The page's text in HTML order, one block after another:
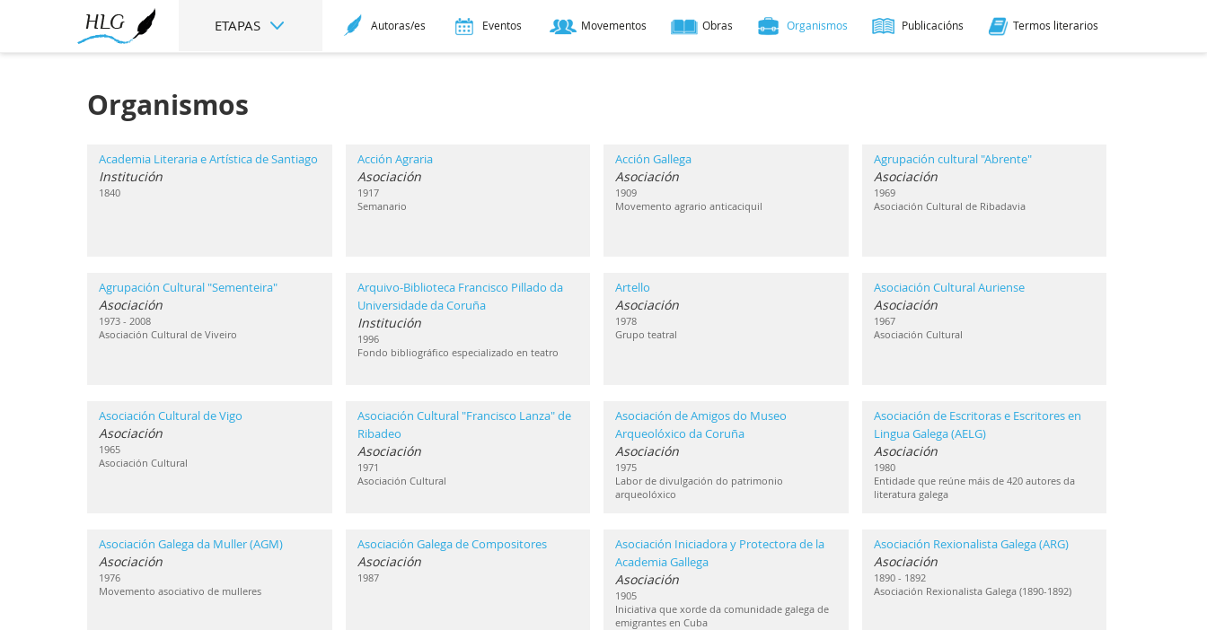
ETAPAS Autoras/es Eventos Movementos Obras Organismos Publicacións Termos literarios
Organismos
Academia Literaria e Artística de Santiago
Institución
1840
Acción Agraria
Asociación
1917
Semanario
Acción Gallega
Asociación
1909
Movemento agrario anticaciquil
Agrupación cultural "Abrente"
Asociación
1969
Asociación Cultural de Ribadavia
Agrupación Cultural "Sementeira"
Asociación
1973 - 2008
Asociación Cultural de Viveiro
Arquivo-Biblioteca Francisco Pillado da
Universidade da Coruña
Institución
1996
Fondo bibliográfico especializado en teatro
Artello
Asociación
1978
Grupo teatral
Asociación Cultural Auriense
Asociación
1967
Asociación Cultural
Asociación Cultural de Vigo
Asociación
1965
Asociación Cultural
Asociación Cultural "Francisco Lanza" de
Ribadeo
Asociación
1971
Asociación Cultural
Asociación de Amigos do Museo
Arqueolóxico da Coruña
Asociación
1975
Labor de divulgación do patrimonio
arqueolóxico
Asociación de Escritoras e Escritores en
Lingua Galega (AELG)
Asociación
1980
Entidade que reúne máis de 420 autores da
literatura galega
Asociación Galega da Muller (AGM)
Asociación
1976
Movemento asociativo de mulleres
Asociación Galega de Compositores
Asociación
1987
Asociación Iniciadora y Protectora de la
Academia Gallega
Asociación
1905
Iniciativa que xorde da comunidade galega de
emigrantes en Cuba
Asociación Rexionalista Galega (ARG)
Asociación
1890 - 1892
Asociación Rexionalista Galega (1890-1892)